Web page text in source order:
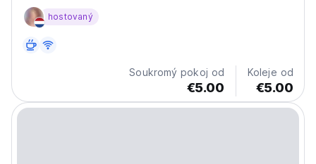
nádraží.
hostovaný
Soukromý pokoj od
€5.00
Koleje od
€5.00